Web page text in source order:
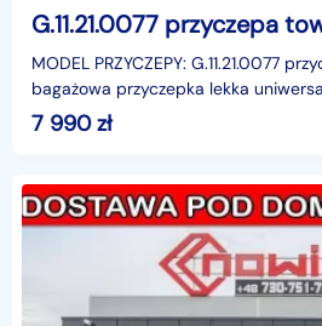
MODEL PRZYCZEPY: G.11.21.0077
bagażowa przyczepka lekka
kg 3,02 x 1,49 m NowimPrzyczepa
7 990zł